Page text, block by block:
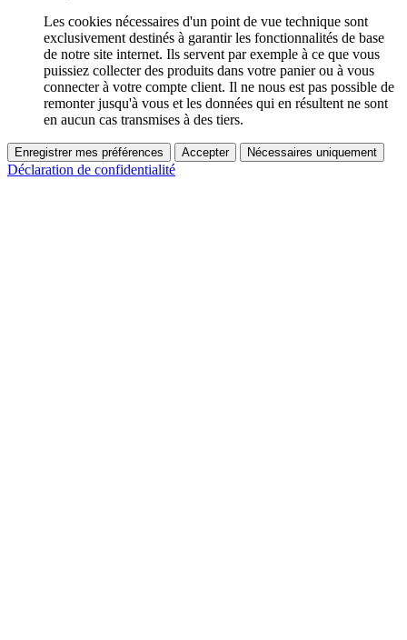
Les cookies nécessaires d'un point de vue technique sont
exclusivement destinés à garantir les fonctionnalités de base
de notre site internet. Ils servent par exemple à ce que vous
puissiez collecter des produits dans votre panier ou à vous
connecter à votre compte client. Il ne nous est pas possible de
remonter jusqu'à vous et les données qui en résultent ne sont
en aucun cas transmises à des tiers.
Enregistrer mes préférences Accepter Nécessaires uniquement
Déclaration de confidentialité